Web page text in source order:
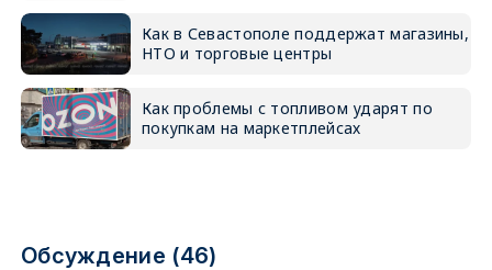
Как в Севастополе поддержат магазины,
НТО и торговые центры
Как проблемы с топливом ударят по
покупкам на маркетплейсах
Обсуждение (46)